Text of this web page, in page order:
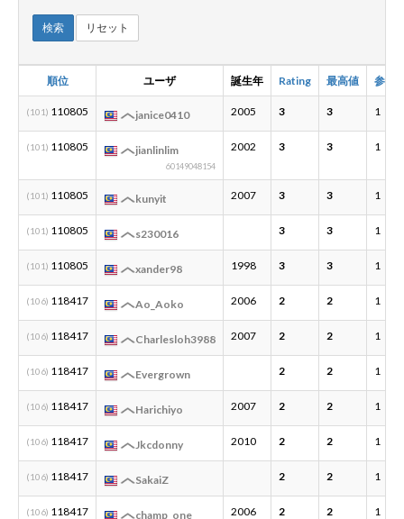
検索 リセット
順位 ユーザ 誕生年 Rating 最高値 参加
(101) 110805 janice0410 2005 3 3 1
(101) 110805 jianlinlim
60149048154
2002 3 3 1
(101) 110805 kunyit 2007 3 3 1
(101) 110805 s230016 3 3 1
(101) 110805 xander98 1998 3 3 1
(106) 118417 Ao_Aoko 2006 2 2 1
(106) 118417 Charlesloh3988 2007 2 2 1
(106) 118417 Evergrown 2 2 1
(106) 118417 Harichiyo 2007 2 2 1
(106) 118417 Jkcdonny 2010 2 2 1
(106) 118417 SakaiZ 2 2 1
(106) 118417 champ_one 2006 2 2 1